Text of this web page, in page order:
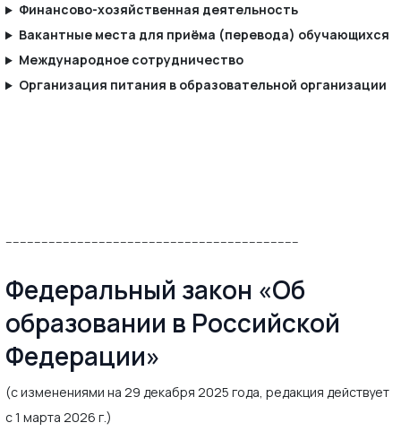
Финансово-хозяйственная деятельность
Вакантные места для приёма (перевода) обучающихся
Международное сотрудничество
Организация питания в образовательной организации
----------------------------------------------------------------------------------
Федеральный закон «Об
образовании в Российской
Федерации»
(с изменениями на 29 декабря 2025 года, редакция действует
с 1 марта 2026 г.)